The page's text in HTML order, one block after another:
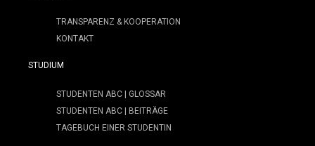
TRANSPARENZ & KOOPERATION
KONTAKT
STUDIUM
STUDENTEN ABC | GLOSSAR
STUDENTEN ABC | BEITRÄGE
TAGEBUCH EINER STUDENTIN